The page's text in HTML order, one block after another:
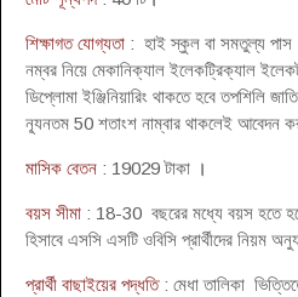
শিক্ষাগত যোগ্যতা : হাই স্কুল বা সমতুল্য পাস
নম্বর নিয়ে মেকানিক্যাল ইলেকট্রিক্যাল
ডিপ্লোমা ইঞ্জিনিয়ারিং থাকতে হবে তপশিলি
ন্যূনতম 50 শতাংশ নাম্বার থাকলেই আবেদন
মাসিক বেতন : 19029 টাকা ।
বয়স সীমা : 18-30 বছরের মধ্যে বয়স হতে
হিসাবে এসসি এসটি ওবিসি প্রার্থীদের নিয়ম
প্রার্থী বাছাইয়ের পদ্ধতি: মেধা তালিকা